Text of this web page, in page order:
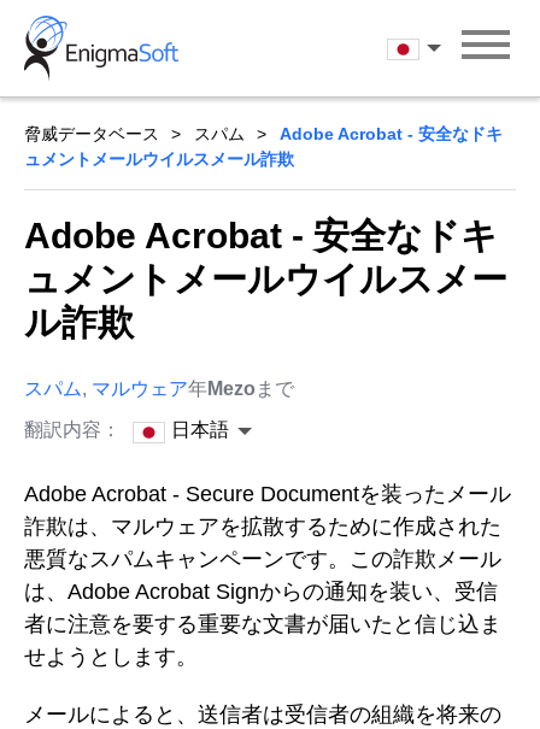
Skip
content
日本語
脅威データベース スパム
Adobe Acrobat - 安全なドキ
ュメントメールウイルスメール詐欺
Adobe Acrobat - 安全なドキ
ュメントメールウイルスメー
ル詐欺
スパム, マルウェア年Mezo まで
翻訳内容：
日本語
Adobe Acrobat - Secure Documentを装ったメール
詐欺は、マルウェアを拡散するために作成された
悪質なスパムキャンペーンです。この詐欺メール
は、Adobe Acrobat Signからの通知を装い、受信
者に注意を要する重要な文書が届いたと信じ込ま
せようとします。
メールによると、送信者は受信者の組織を将来の